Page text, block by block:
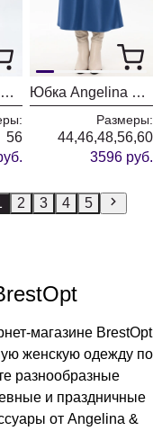
Платье Angelina & Company 1193
56
Юбка Angelina & Company 1191
Размеры:
44,46,48,56,60
3596 руб.
2 3 4 5
магазине BrestOpt
женскую одежду по
разнообразные
и праздничные
от Angelina &